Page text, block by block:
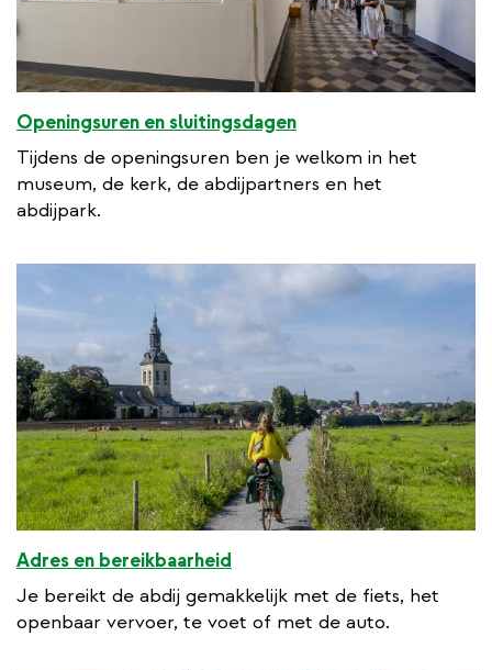
Openingsuren en sluitingsdagen
Tijdens de openingsuren ben je welkom in het
museum, de kerk, de abdijpartners en het
abdijpark.
Adres en bereikbaarheid
Je bereikt de abdij gemakkelijk met de fiets, het
openbaar vervoer, te voet of met de auto.